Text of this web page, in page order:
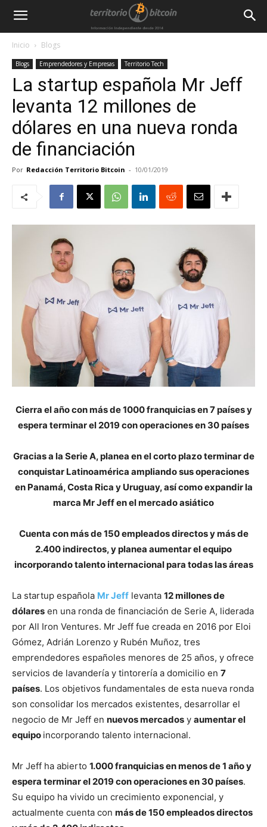
Inicio Blogs
Blogs Emprendedores y Empresas Territorio Tech
La startup española Mr Jeff
levanta 12 millones de
dólares en una nueva ronda
de financiación
Por Redacción Territorio Bitcoin - 10/01/2019
Cierra el año con más de 1000 franquicias en 7 países y
espera terminar el 2019 con operaciones en 30 países
Gracias a la Serie A, planea en el corto plazo terminar de
conquistar Latinoamérica ampliando sus operaciones
en Panamá, Costa Rica y Uruguay, así como expandir la
marca Mr Jeff en el mercado asiático
Cuenta con más de 150 empleados directos y más de
2.400 indirectos, y planea aumentar el equipo
incorporando talento internacional para todas las áreas
La startup española Mr Jeff levanta 12 millones de
dólares en una ronda de financiación de Serie A, liderada
por All Iron Ventures. Mr Jeff fue creada en 2016 por Eloi
Gómez, Adrián Lorenzo y Rubén Muñoz, tres
emprendedores españoles menores de 25 años, y ofrece
servicios de lavandería y tintorería a domicilio en 7
países. Los objetivos fundamentales de esta nueva ronda
son consolidar los mercados existentes, desarrollar el
negocio de Mr Jeff en nuevos mercados y aumentar el
equipo incorporando talento internacional.
Mr Jeff ha abierto 1.000 franquicias en menos de 1 año y
espera terminar el 2019 con operaciones en 30 países.
Su equipo ha vivido un crecimiento exponencial, y
actualmente cuenta con más de 150 empleados directos